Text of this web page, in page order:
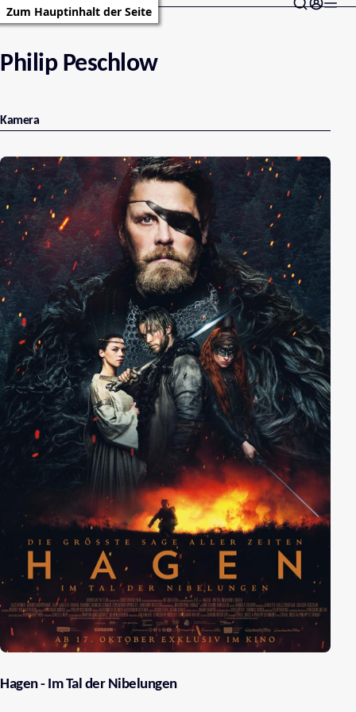
Zum Hauptinhalt der Seite
Philip Peschlow
Kamera
Hagen - Im Tal der Nibelungen